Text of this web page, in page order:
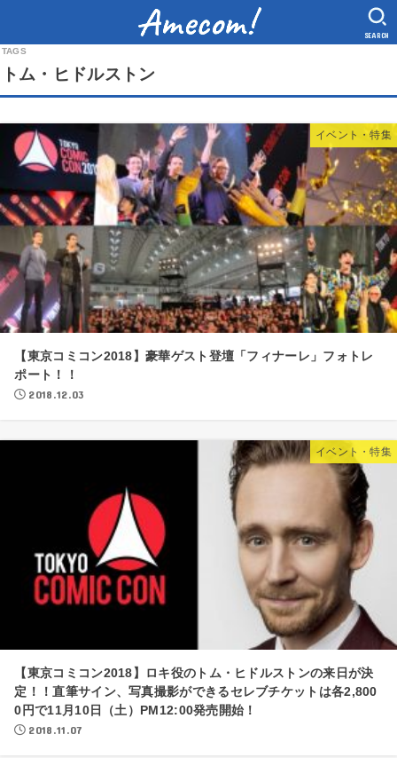
SEARCH
トム・ヒドルストン
イベント・特集
【東京コミコン2018】豪華ゲスト登壇「フィナーレ」フォトレ
ポート！！
2018.12.03
イベント・特集
【東京コミコン2018】ロキ役のトム・ヒドルストンの来日が決
定！！直筆サイン、写真撮影ができるセレブチケットは各2,800
0円で11月10日（土）PM12:00発売開始！
2018.11.07